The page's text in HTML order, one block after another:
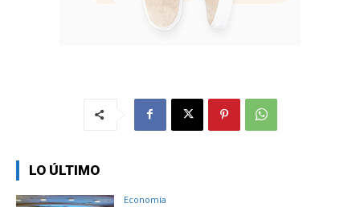
LO ÚLTIMO
Economía